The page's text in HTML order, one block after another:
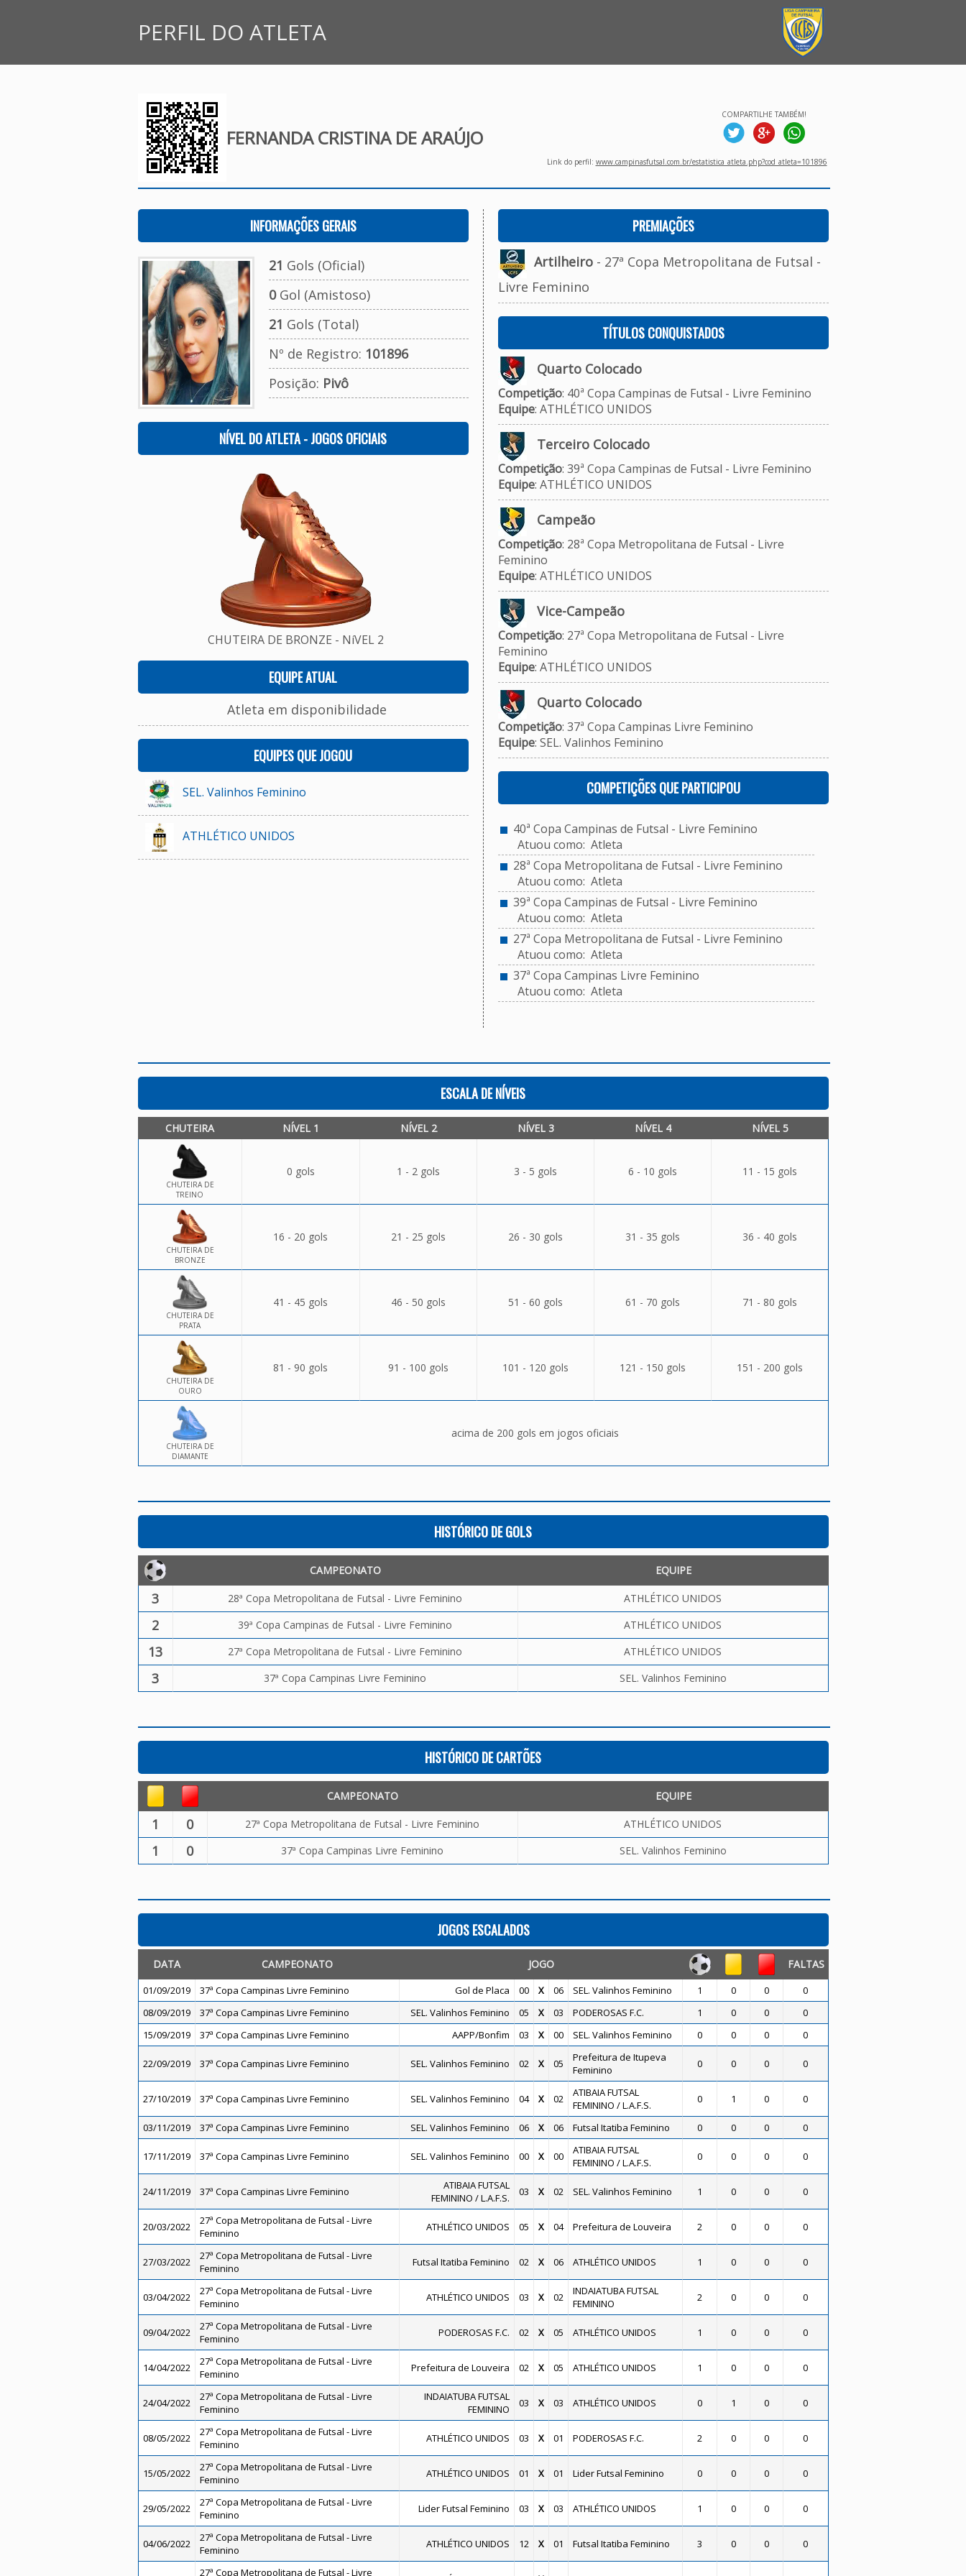
PERFIL DO ATLETA
FERNANDA CRISTINA DE ARAÚJO
COMPARTILHE TAMBÉM!
Link do perfil: www.campinasfutsal.com.br/estatistica_atleta.php?cod_atleta=101896
INFORMAÇÕES GERAIS
21 Gols (Oficial)
0Gol (Amistoso)
21 Gols (Total)
Nº de Registro: 101896
Posição: Pivô
NÍVEL DO ATLETA - JOGOS OFICIAIS
CHUTEIRA DE BRONZE - NíVEL 2
EQUIPE ATUAL
Atleta em disponibilidade
EQUIPES QUE JOGOU
SEL. Valinhos Feminino
ATHLÉTICO UNIDOS
PREMIAÇÕES
Artilheiro- 27ª Copa Metropolitana de Futsal -
Livre Feminino
TÍTULOS CONQUISTADOS
Quarto Colocado
Competição: 40ª Copa Campinas de Futsal - Livre Feminino
Equipe: ATHLÉTICO UNIDOS
Terceiro Colocado
Competição: 39ª Copa Campinas de Futsal - Livre Feminino
Equipe: ATHLÉTICO UNIDOS
Campeão
Competição: 28ª Copa Metropolitana de Futsal - Livre
Feminino
Equipe: ATHLÉTICO UNIDOS
Vice-Campeão
Competição: 27ª Copa Metropolitana de Futsal - Livre
Feminino
Equipe: ATHLÉTICO UNIDOS
Quarto Colocado
Competição: 37ª Copa Campinas Livre Feminino
Equipe: SEL. Valinhos Feminino
COMPETIÇÕES QUE PARTICIPOU
40ª Copa Campinas de Futsal - Livre Feminino
Atuou como: Atleta
28ª Copa Metropolitana de Futsal - Livre Feminino
Atuou como: Atleta
39ª Copa Campinas de Futsal - Livre Feminino
Atuou como: Atleta
27ª Copa Metropolitana de Futsal - Livre Feminino
Atuou como: Atleta
37ª Copa Campinas Livre Feminino
Atuou como: Atleta
ESCALA DE NÍVEIS
CHUTEIRA NÍVEL 1 NÍVEL 2 NÍVEL 3 NÍVEL 4 NÍVEL 5
CHUTEIRA DE
TREINO
0 gols 1 - 2 gols 3 - 5 gols 6 - 10 gols 11 - 15 gols
CHUTEIRA DE
BRONZE
16 - 20 gols 21 - 25 gols 26 - 30 gols 31 - 35 gols 36 - 40 gols
CHUTEIRA DE
PRATA
41 - 45 gols 46 - 50 gols 51 - 60 gols 61 - 70 gols 71 - 80 gols
CHUTEIRA DE
OURO
81 - 90 gols 91 - 100 gols 101 - 120 gols 121 - 150 gols 151 - 200 gols
CHUTEIRA DE
DIAMANTE
acima de 200 gols em jogos oficiais
HISTÓRICO DE GOLS
CAMPEONATO EQUIPE
3 28ª Copa Metropolitana de Futsal - Livre Feminino ATHLÉTICO UNIDOS
2 39ª Copa Campinas de Futsal - Livre Feminino ATHLÉTICO UNIDOS
13 27ª Copa Metropolitana de Futsal - Livre Feminino ATHLÉTICO UNIDOS
3 37ª Copa Campinas Livre Feminino SEL. Valinhos Feminino
HISTÓRICO DE CARTÕES
CAMPEONATO EQUIPE
1 0 27ª Copa Metropolitana de Futsal - Livre Feminino ATHLÉTICO UNIDOS
1 0 37ª Copa Campinas Livre Feminino SEL. Valinhos Feminino
JOGOS ESCALADOS
DATA CAMPEONATO JOGO FALTAS
01/09/2019 37ª Copa Campinas Livre Feminino Gol de Placa 00 X 06 SEL. Valinhos Feminino 1 0 0
0
08/09/2019
37ª Copa Campinas Livre Feminino SEL. Valinhos Feminino 05 X 03 PODEROSAS F.C. 1 0 0
0
15/09/2019
37ª Copa Campinas Livre Feminino AAPP/Bonfim 03 X 00 SEL. Valinhos Feminino 0 0 0 0
22/09/2019 37ª Copa Campinas Livre Feminino SEL. Valinhos Feminino 02 X 05
Prefeitura de Itupeva
Feminino
0 0 0 0
27/10/2019 37ª Copa Campinas Livre Feminino SEL. Valinhos Feminino 04 X 02
ATIBAIA FUTSAL
FEMININO / L.A.F.S.
0 1 0 0
03/11/2019 37ª Copa Campinas Livre Feminino SEL. Valinhos Feminino 06 X 06 Futsal Itatiba Feminino 0 0 0 0
17/11/2019 37ª Copa Campinas Livre Feminino SEL. Valinhos Feminino 00 X 00
ATIBAIA FUTSAL
FEMININO / L.A.F.S.
0 0 0 0
24/11/2019 37ª Copa Campinas Livre Feminino
ATIBAIA FUTSAL
FEMININO / L.A.F.S.
03 X 02 SEL. Valinhos Feminino 1 0 0 0
20/03/2022
27ª Copa Metropolitana de Futsal - Livre
Feminino
ATHLÉTICO UNIDOS 05 X 04 Prefeitura de Louveira 2 0 0 0
27/03/2022
27ª Copa Metropolitana de Futsal - Livre
Feminino
Futsal Itatiba Feminino 02 X 06 ATHLÉTICO UNIDOS 1 0 0 0
03/04/2022
27ª Copa Metropolitana de Futsal - Livre
Feminino
ATHLÉTICO UNIDOS 03 X 02
INDAIATUBA FUTSAL
FEMININO
2 0 0 0
09/04/2022
27ª Copa Metropolitana de Futsal - Livre
Feminino
PODEROSAS F.C. 02 X 05 ATHLÉTICO UNIDOS 1 0 0 0
14/04/2022
27ª Copa Metropolitana de Futsal - Livre
Feminino
Prefeitura de Louveira 02 X 05 ATHLÉTICO UNIDOS 1 0 0 0
24/04/2022
27ª Copa Metropolitana de Futsal - Livre
Feminino
INDAIATUBA FUTSAL
FEMININO
03 X 03 ATHLÉTICO UNIDOS 0 1 0 0
08/05/2022
27ª Copa Metropolitana de Futsal - Livre
Feminino
ATHLÉTICO UNIDOS 03 X 01 PODEROSAS F.C. 2 0 0 0
15/05/2022
27ª Copa Metropolitana de Futsal - Livre
Feminino
ATHLÉTICO UNIDOS 01 X 01 Lider Futsal Feminino 0 0 0 0
29/05/2022
27ª Copa Metropolitana de Futsal - Livre
Feminino
Lider Futsal Feminino 03 X 03 ATHLÉTICO UNIDOS 1 0 0 0
04/06/2022
27ª Copa Metropolitana de Futsal - Livre
Feminino
ATHLÉTICO UNIDOS 12 X 01 Futsal Itatiba Feminino 3 0 0 0
27ª Copa Metropolitana de Futsal - Livre